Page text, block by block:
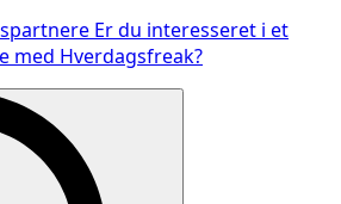
Er du interesseret i et
med Hverdagsfreak?